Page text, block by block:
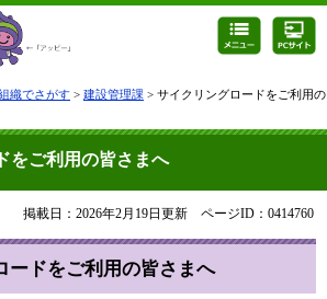
織でさがす > 建設管理課 > サイクリングロードをご利用の
をご利用の皆さまへ
掲載日：2026年2月19日更新 ページID：0414760
ードをご利用の皆さまへ